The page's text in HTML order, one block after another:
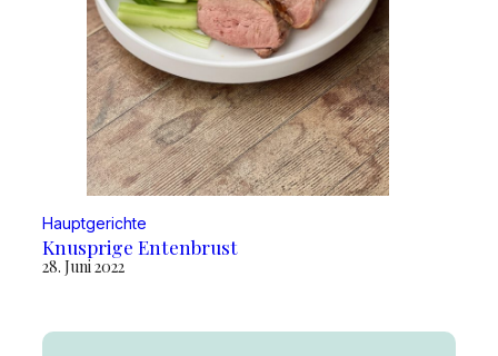
Hauptgerichte
Knusprige Entenbrust
28. Juni 2022